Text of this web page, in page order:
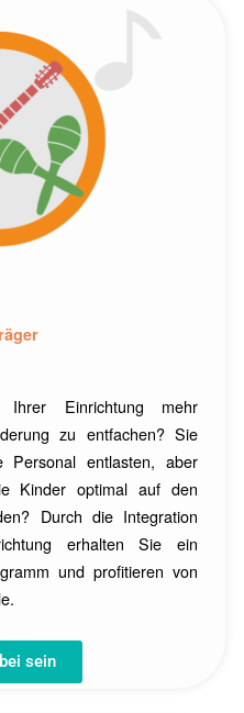
Einrichtung mehr
zu entfachen? Sie
Personal entlasten, aber
Kinder optimal auf den
Durch die Integration
erhalten Sie ein
und profitieren von
sein